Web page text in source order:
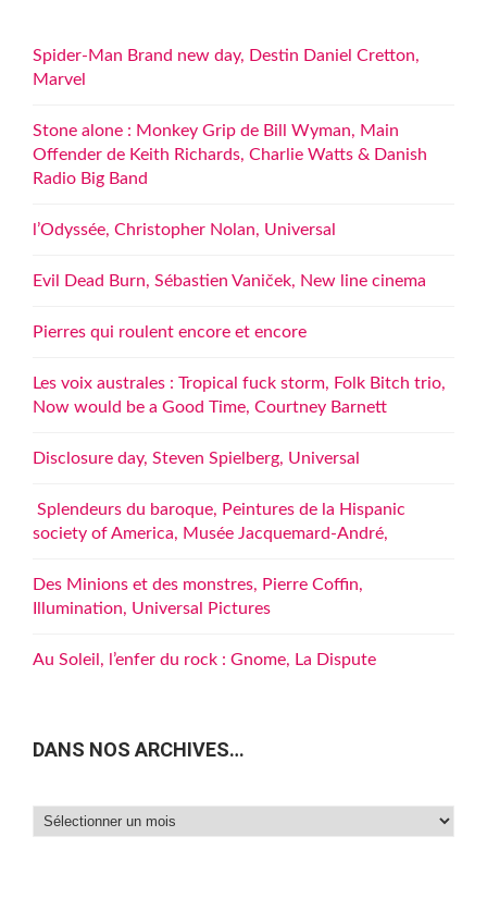
Spider-Man Brand new day, Destin Daniel Cretton,
Marvel
Stone alone : Monkey Grip de Bill Wyman, Main
Offender de Keith Richards, Charlie Watts & Danish
Radio Big Band
l’Odyssée, Christopher Nolan, Universal
Evil Dead Burn, Sébastien Vaniček, New line cinema
Pierres qui roulent encore et encore
Les voix australes : Tropical fuck storm, Folk Bitch trio,
Now would be a Good Time, Courtney Barnett
Disclosure day, Steven Spielberg, Universal
Splendeurs du baroque, Peintures de la Hispanic
society of America, Musée Jacquemard-André,
Des Minions et des monstres, Pierre Coffin,
Illumination, Universal Pictures
Au Soleil, l’enfer du rock : Gnome, La Dispute
DANS NOS ARCHIVES…
Dans